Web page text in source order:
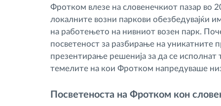
возачите
Откријте ги сите можности
Фротком влезе на словенечкиот пазар во
локалните возни паркови обезбедувајќи
на работењето на нивниот возен парк.
посветеност за разбирање на уникатните
презентирање решенија за да се
темелите на кои Фротком напредуваше
Посветеноста на Фротком кон